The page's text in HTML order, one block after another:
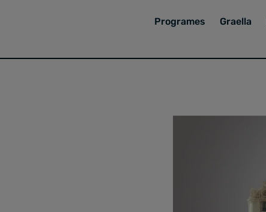
Programes Graella